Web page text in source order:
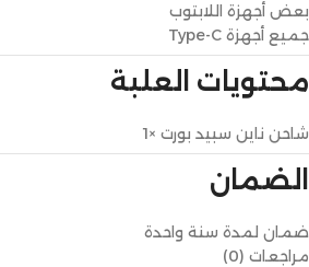
بعض أجهزة اللابتوب
جميع أجهزة Type-C
محتويات العلبة
شاحن ناين سبيد بورت ×1
الضمان
ضمان لمدة سنة واحدة
مراجعات (0)